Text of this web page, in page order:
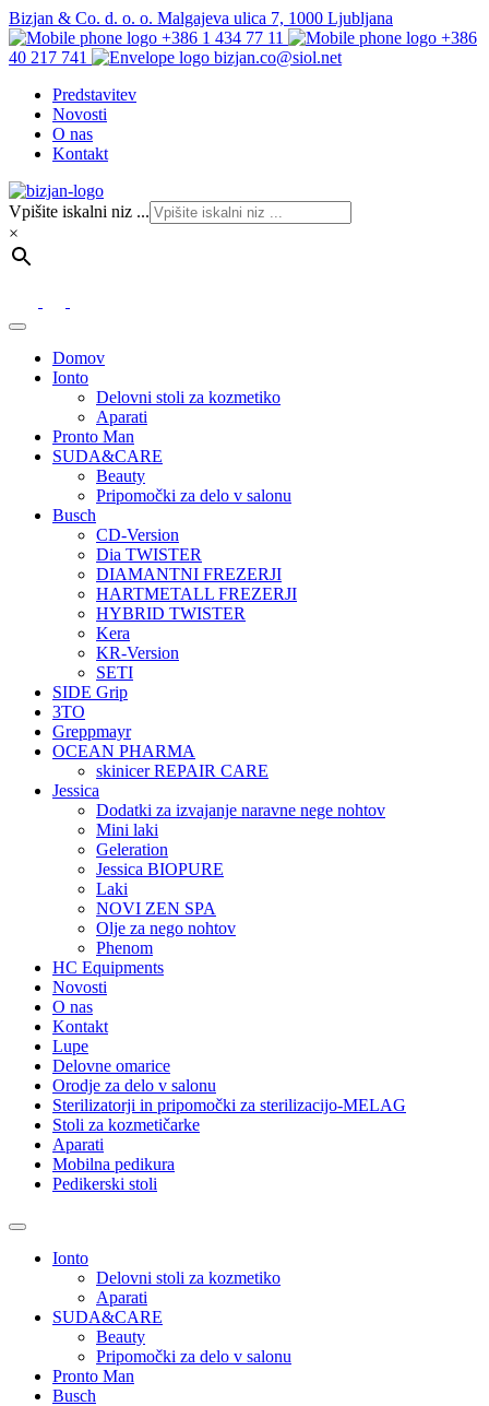
Bizjan & Co. d. o. o. Malgajeva ulica 7, 1000 Ljubljana
+386 1 434 77 11
+386
40 217 741
bizjan.co@siol.net
Predstavitev
Novosti
O nas
Kontakt
Vpišite iskalni niz ...
×
Domov
Ionto
Delovni stoli za kozmetiko
Aparati
Pronto Man
SUDA&CARE
Beauty
Pripomočki za delo v salonu
Busch
CD-Version
Dia TWISTER
DIAMANTNI FREZERJI
HARTMETALL FREZERJI
HYBRID TWISTER
Kera
KR-Version
SETI
SIDE Grip
3TO
Greppmayr
OCEAN PHARMA
skinicer REPAIR CARE
Jessica
Dodatki za izvajanje naravne nege nohtov
Mini laki
Geleration
Jessica BIOPURE
Laki
NOVI ZEN SPA
Olje za nego nohtov
Phenom
HC Equipments
Novosti
O nas
Kontakt
Lupe
Delovne omarice
Orodje za delo v salonu
Sterilizatorji in pripomočki za sterilizacijo-MELAG
Stoli za kozmetičarke
Aparati
Mobilna pedikura
Pedikerski stoli
Ionto
Delovni stoli za kozmetiko
Aparati
SUDA&CARE
Beauty
Pripomočki za delo v salonu
Pronto Man
Busch